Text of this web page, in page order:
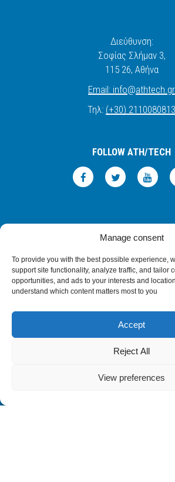
Manage consent
To provide you with the best possible experience,
support site functionality, analyze traffic, and tailor
opportunities, and ads to your interests and
understand which content matters most to you
Accept
Reject All
View preferences
Διεύθυνση:
Σοφίας Σλήμαν 3,
115 26, Αθήνα
Email: info@athtech.gr
Τηλ: (+30) 2110080813
FOLLOW ATH/TECH